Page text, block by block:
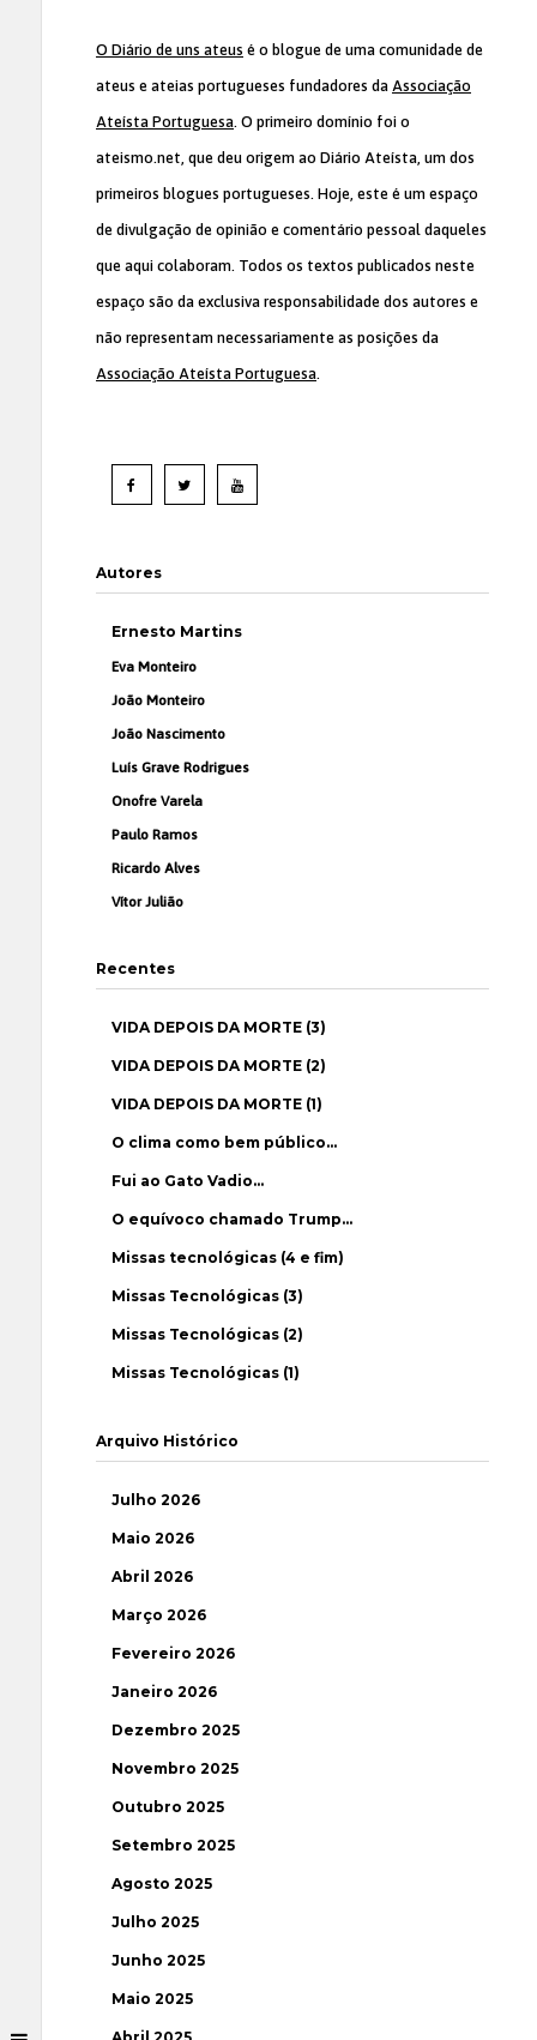
O Diário de uns ateus é o blogue de uma comunidade de
ateus e ateias portugueses fundadores da Associação
Ateísta Portuguesa. O primeiro domínio foi o
ateismo.net, que deu origem ao Diário Ateísta, um dos
primeiros blogues portugueses. Hoje, este é um espaço
de divulgação de opinião e comentário pessoal daqueles
que aqui colaboram. Todos os textos publicados neste
espaço são da exclusiva responsabilidade dos autores e
não representam necessariamente as posições da
Associação Ateísta Portuguesa.
Autores
Ernesto Martins
Eva Monteiro
João Monteiro
João Nascimento
Luís Grave Rodrigues
Onofre Varela
Paulo Ramos
Ricardo Alves
Vítor Julião
Recentes
VIDA DEPOIS DA MORTE (3)
VIDA DEPOIS DA MORTE (2)
VIDA DEPOIS DA MORTE (1)
O clima como bem público…
Fui ao Gato Vadio…
O equívoco chamado Trump…
Missas tecnológicas (4 e fim)
Missas Tecnológicas (3)
Missas Tecnológicas (2)
Missas Tecnológicas (1)
Arquivo Histórico
Julho 2026
Maio 2026
Abril 2026
Março 2026
Fevereiro 2026
Janeiro 2026
Dezembro 2025
Novembro 2025
Outubro 2025
Setembro 2025
Agosto 2025
Julho 2025
Junho 2025
Maio 2025